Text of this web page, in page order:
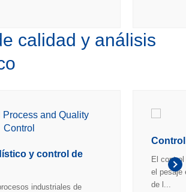
calidad y análisis
y control de
industriales de
El
el pesaje
de l...